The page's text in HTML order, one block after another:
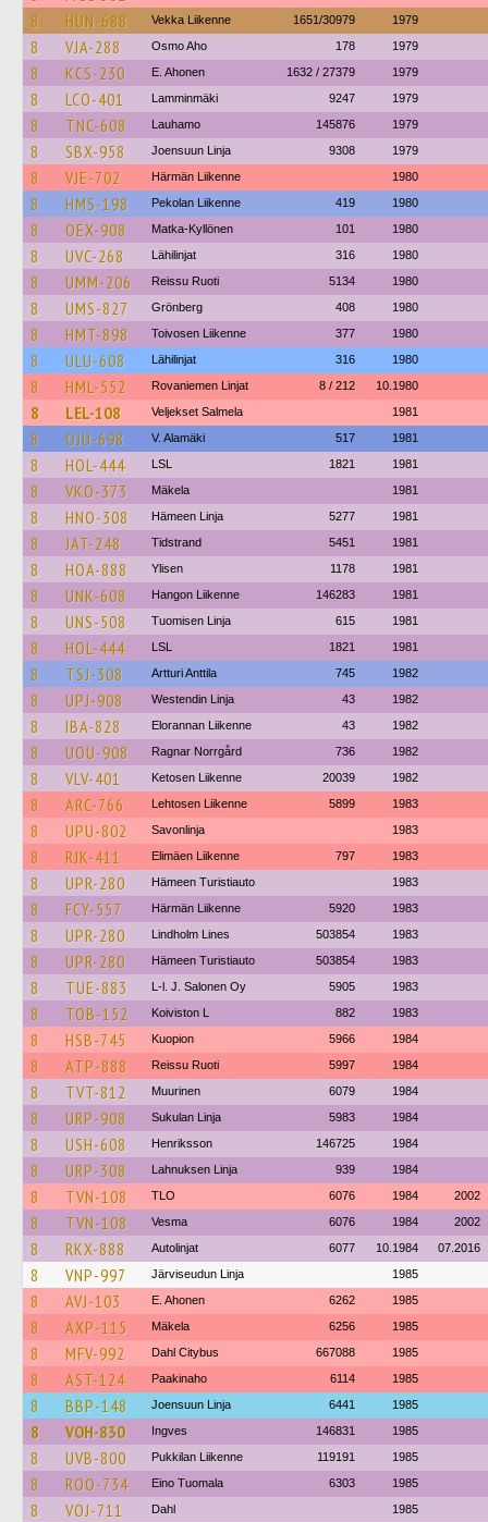
8
HUN-688 Vekka Liikenne 1651/30979 1979
8 VJA-288 Osmo Aho 178 1979
8 KCS-230 E. Ahonen 1632 / 27379 1979
8 LCO-401 Lamminmäki 9247 1979
8 TNC-608 Lauhamo 145876 1979
8 SBX-958 Joensuun Linja 9308 1979
8 VJE-702 Härmän Liikenne 1980
8 HMS-198 Pekolan Liikenne 419 1980
8 OEX-908 Matka-Kyllönen 101 1980
8 UVC-268 Lähilinjat 316 1980
8 UMM-206 Reissu Ruoti 5134 1980
8 UMS-827 Grönberg 408 1980
8 HMT-898 Toivosen Liikenne 377 1980
8 ULU-608 Lähilinjat 316 1980
8 HML-552 Rovaniemen Linjat 8 / 212 10.1980
8 LEL-108 Veljekset Salmela 1981
8 OJU-698 V. Alamäki 517 1981
8 HOL-444 LSL 1821 1981
8 VKO-373 Mäkela 1981
8 HNO-308 Hämeen Linja 5277 1981
8 JAT-248 Tidstrand 5451 1981
8 HOA-888 Ylisen 1178 1981
8 UNK-608 Hangon Liikenne 146283 1981
8 UNS-508 Tuomisen Linja 615 1981
8 HOL-444 LSL 1821 1981
8 TSJ-308 Artturi Anttila 745 1982
8 UPJ-908 Westendin Linja 43 1982
8 IBA-828 Elorannan Liikenne 43 1982
8 UOU-908 Ragnar Norrgård 736 1982
8 VLV-401 Ketosen Liikenne 20039 1982
8 ARC-766 Lehtosen Liikenne 5899 1983
8 UPU-802 Savonlinja 1983
8 RJK-411 Elimäen Liikenne 797 1983
8 UPR-280 Hämeen Turistiauto 1983
8 FCY-557 Härmän Liikenne 5920 1983
8 UPR-280 Lindholm Lines 503854 1983
8 UPR-280 Hämeen Turistiauto 503854 1983
8 TUE-883 L-l. J. Salonen Oy 5905 1983
8 TOB-152 Koiviston L 882 1983
8 HSB-745 Kuopion 5966 1984
8 ATP-888 Reissu Ruoti 5997 1984
8 TVT-812 Muurinen 6079 1984
8 URP-908 Sukulan Linja 5983 1984
8 USH-608 Henriksson 146725 1984
8 URP-308 Lahnuksen Linja 939 1984
8 TVN-108 TLO 6076 1984 2002
8 TVN-108 Vesma 6076 1984 2002
8 RKX-888 Autolinjat 6077 10.1984 07.2016
8 VNP-997 Järviseudun Linja 1985
8 AVJ-103 E. Ahonen 6262 1985
8 AXP-115 Mäkela 6256 1985
8 MFV-992 Dahl Citybus 667088 1985
8 AST-124 Paakinaho 6114 1985
8 BBP-148 Joensuun Linja 6441 1985
8 VOH-830 Ingves 146831 1985
8 UVB-800 Pukkilan Liikenne 119191 1985
8 ROO-734 Eino Tuomala 6303 1985
8 VOJ-711 Dahl 1985